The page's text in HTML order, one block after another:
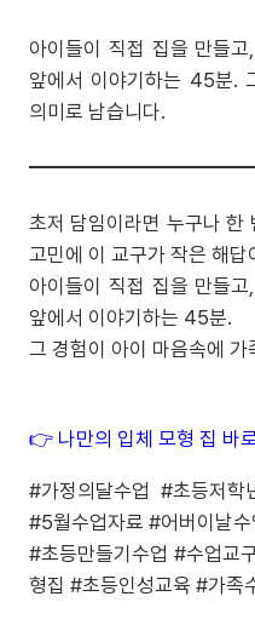
아이들이 직접 집을 만들
앞에서 이야기하는 45분.
의미로 남습니다.
초저 담임이라면 누구나 한
고민에 이 교구가 작은 해답
아이들이 직접 집을 만들
앞에서 이야기하는 45분.
그 경험이 아이 마음속에
👉 나만의 입체 모형 집 바
#가정의달수업 #초등저
#5월수업자료 #어버이날
#초등만들기수업 #수업교
형집 #초등인성교육 #가족